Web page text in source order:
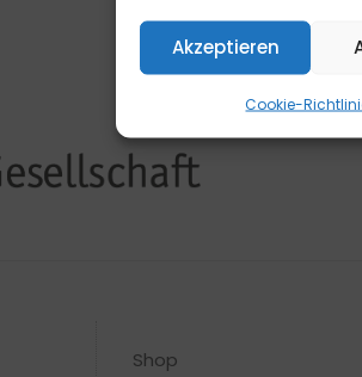
Akzeptieren
Cookie-
Shop